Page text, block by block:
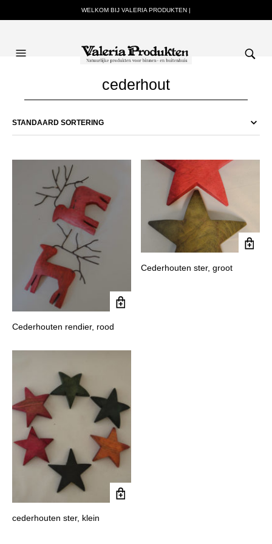
WELKOM BIJ VALERIA PRODUKTEN |
cederhout
Cederhouten rendier, rood
Cederhouten ster, groot
cederhouten ster, klein